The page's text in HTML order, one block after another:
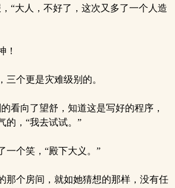
“大人，不好了，这次又多了一个人造
！
个更是灾难级别的。
看向了望舒，知道这是写好的程序，
的，“我去试试。”
个笑，“殿下大义。”
那个房间，就如她猜想的那样，没有任